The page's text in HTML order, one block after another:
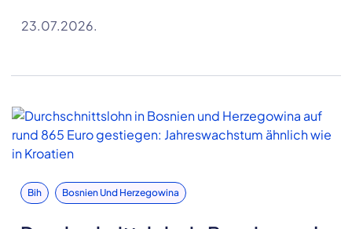
Jahren am Arbeitsmarkt rechnen – 2,4 Jahre weniger
23.07.2026.
Bih Bosnien Und Herzegowina